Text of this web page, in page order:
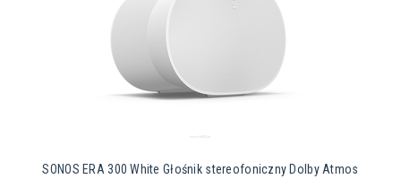
SONOS ERA 300 White Głośnik stereofoniczny Dolby Atmos